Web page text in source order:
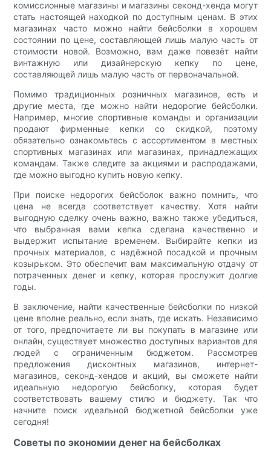
комиссионные магазины и магазины секонд-хенда могут
стать настоящей находкой по доступным ценам. В этих
магазинах часто можно найти бейсболки в хорошем
состоянии по цене, составляющей лишь малую часть от
стоимости новой. Возможно, вам даже повезёт найти
винтажную или дизайнерскую кепку по цене,
составляющей лишь малую часть от первоначальной.
Помимо традиционных розничных магазинов, есть и
другие места, где можно найти недорогие бейсболки.
Например, многие спортивные команды и организации
продают фирменные кепки со скидкой, поэтому
обязательно ознакомьтесь с ассортиментом в местных
спортивных магазинах или магазинах, принадлежащих
командам. Также следите за акциями и распродажами,
где можно выгодно купить новую кепку.
При поиске недорогих бейсболок важно помнить, что
цена не всегда соответствует качеству. Хотя найти
выгодную сделку очень важно, важно также убедиться,
что выбранная вами кепка сделана качественно и
выдержит испытание временем. Выбирайте кепки из
прочных материалов, с надёжной посадкой и прочным
козырьком. Это обеспечит вам максимальную отдачу от
потраченных денег и кепку, которая прослужит долгие
годы.
В заключение, найти качественные бейсболки по низкой
цене вполне реально, если знать, где искать. Независимо
от того, предпочитаете ли вы покупать в магазине или
онлайн, существует множество доступных вариантов для
людей с ограниченным бюджетом. Рассмотрев
предложения дисконтных магазинов, интернет-
магазинов, секонд-хендов и акций, вы сможете найти
идеальную недорогую бейсболку, которая будет
соответствовать вашему стилю и бюджету. Так что
начните поиск идеальной бюджетной бейсболки уже
сегодня!
Советы по экономии денег на бейсболках